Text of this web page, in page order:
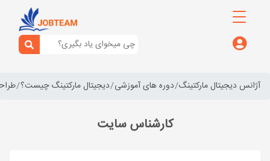
آژانس دیجیتال مارکتینگ دوره های آموزشی دیجیتال مارکتینگ چیست؟
کارشناس سایت